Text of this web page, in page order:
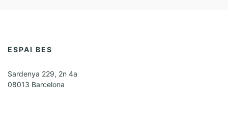
ESPAI BES
Sardenya 229, 2n 4a
08013 Barcelona